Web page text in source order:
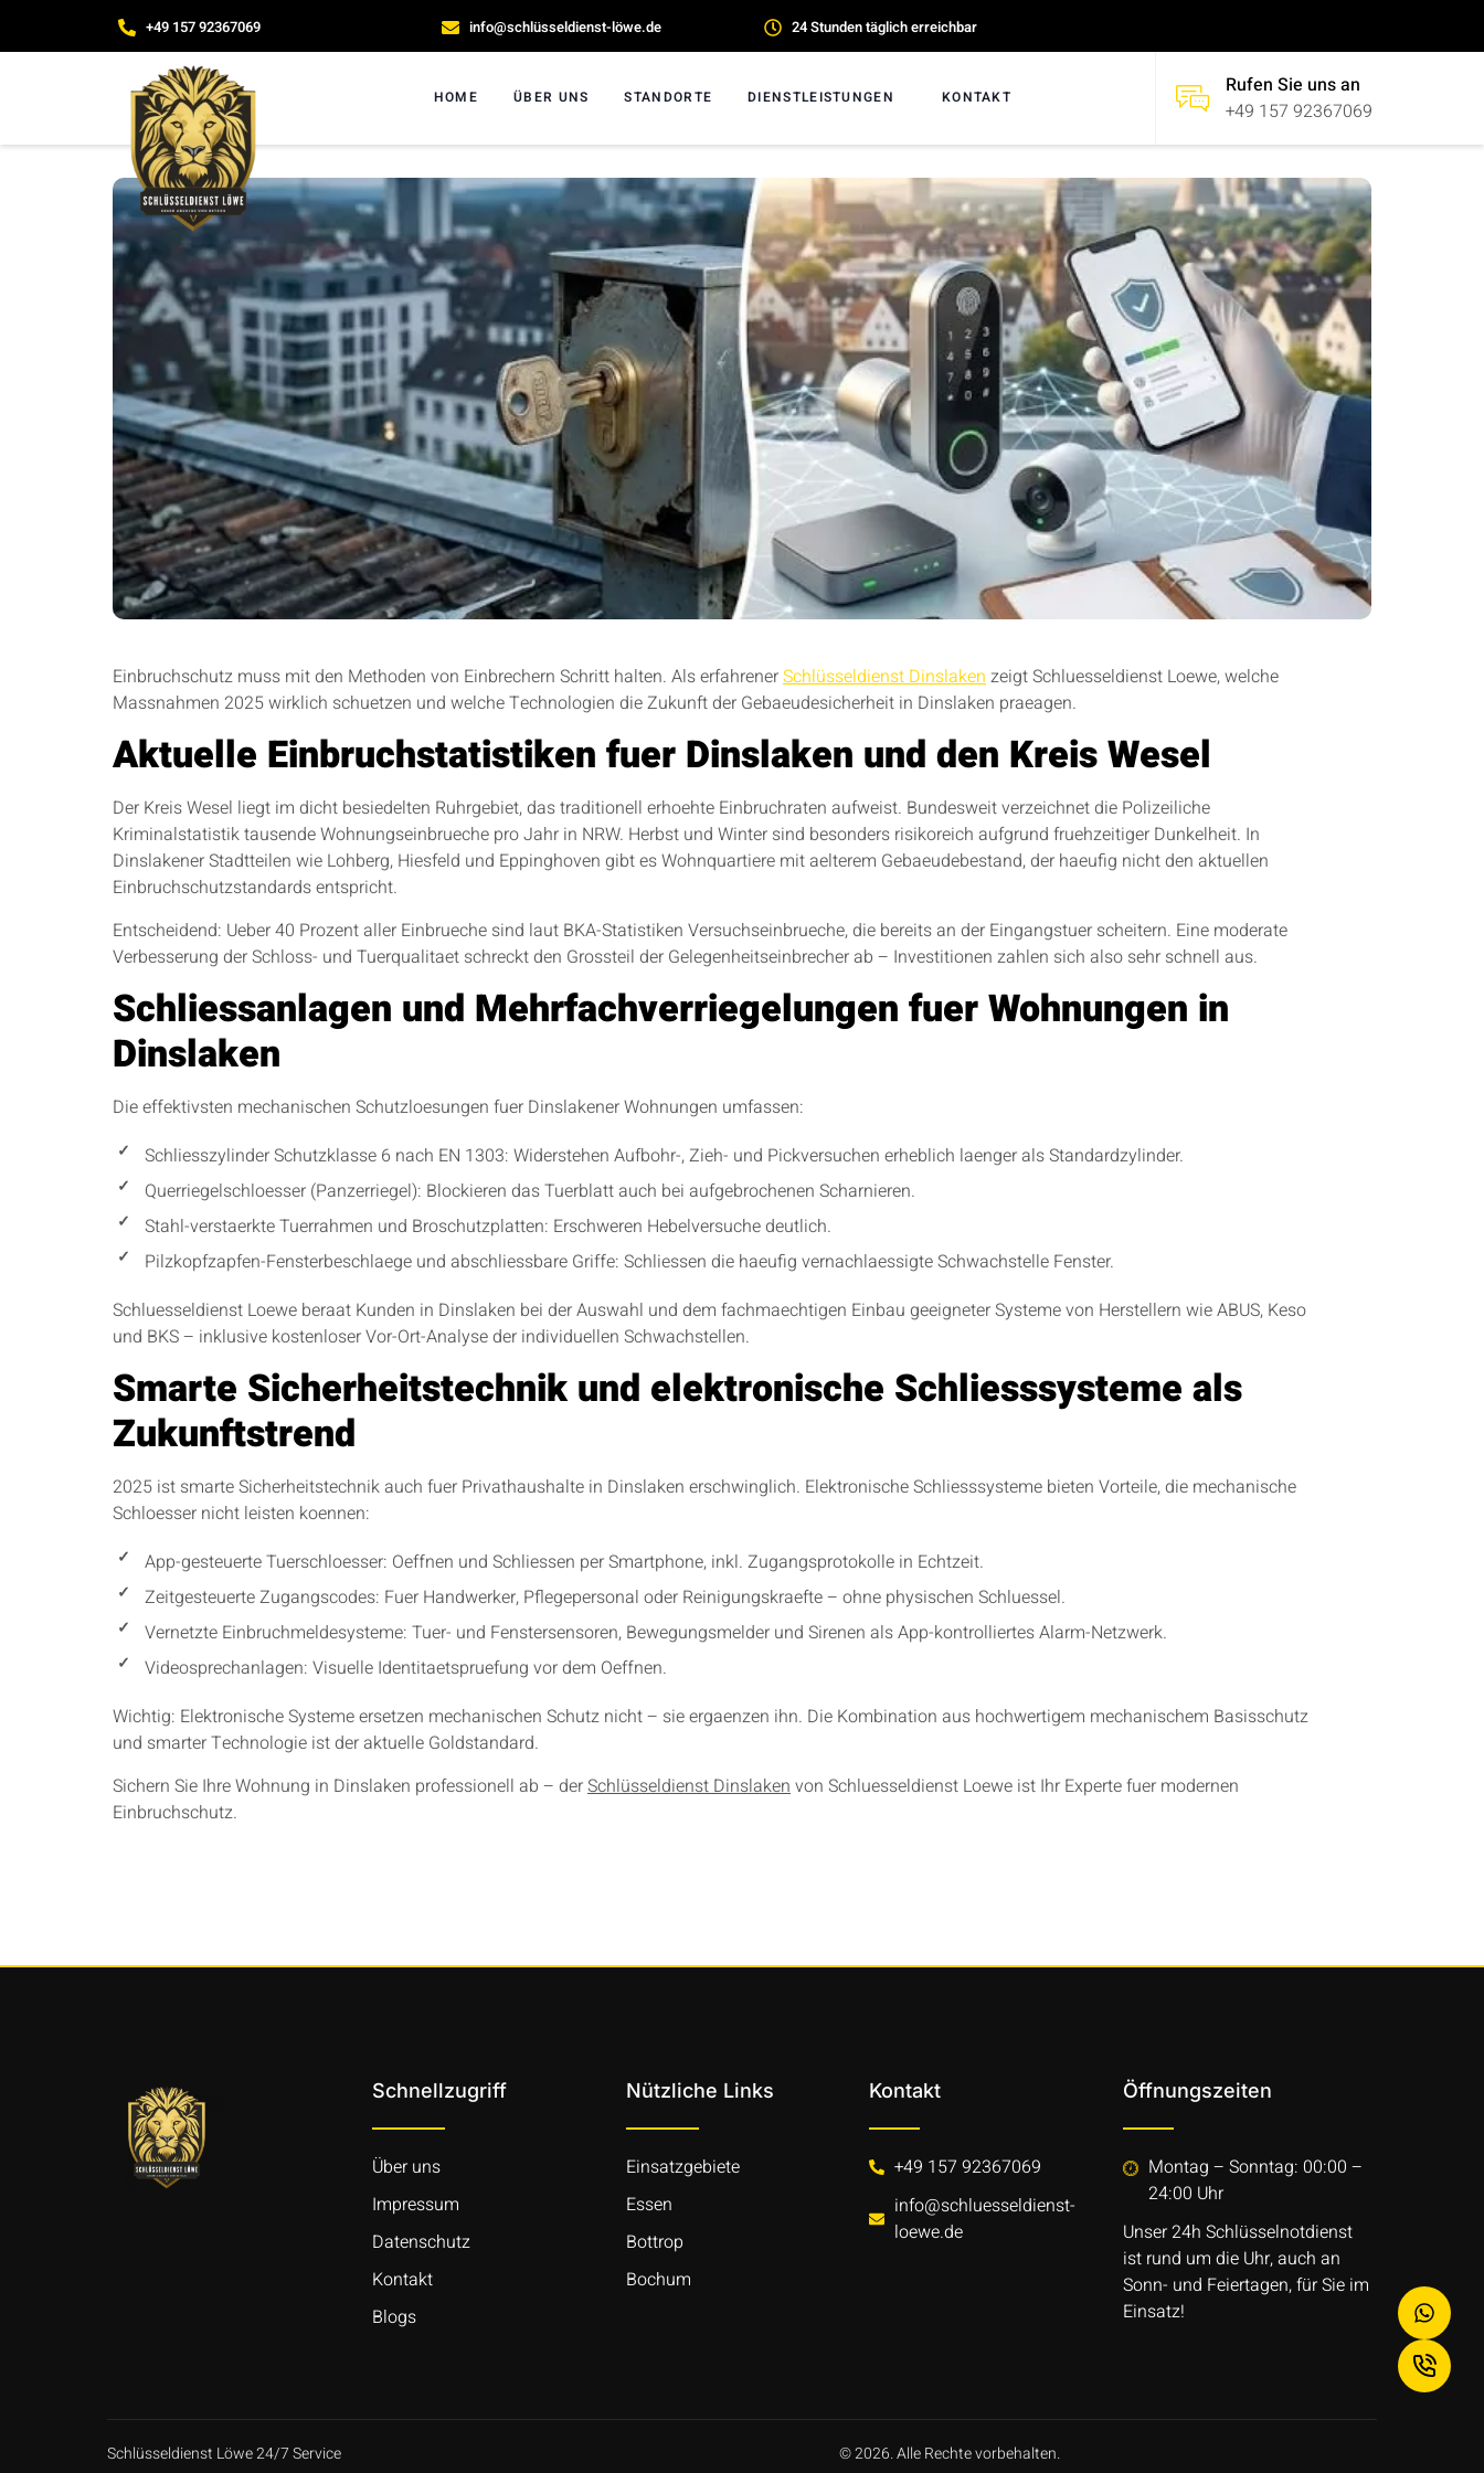
+49 157 92367069 info@schlüsseldienst-löwe.de 24 Stunden täglich erreichbar
HOME ÜBER UNS STANDORTE DIENSTLEISTUNGEN KONTAKT
Rufen Sie uns an
+49 157 92367069
Einbruchschutz muss mit den Methoden von Einbrechern Schritt halten. Als erfahrenerSchlüsseldienst Dinslaken zeigt Schluesseldienst Loewe, welche
Massnahmen 2025 wirklich schuetzen und welche Technologien die Zukunft der Gebaeudesicherheit in Dinslaken praeagen.
Aktuelle Einbruchstatistiken fuer Dinslaken und den Kreis Wesel
Der Kreis Wesel liegt im dicht besiedelten Ruhrgebiet, das traditionell erhoehte Einbruchraten aufweist. Bundesweit verzeichnet die Polizeiliche
Kriminalstatistik tausende Wohnungseinbrueche pro Jahr in NRW. Herbst und Winter sind besonders risikoreich aufgrund fruehzeitiger Dunkelheit. In
Dinslakener Stadtteilen wie Lohberg, Hiesfeld und Eppinghoven gibt es Wohnquartiere mit aelterem Gebaeudebestand, der haeufig nicht den aktuellen
Einbruchschutzstandards entspricht.
Entscheidend: Ueber 40 Prozent aller Einbrueche sind laut BKA-Statistiken Versuchseinbrueche, die bereits an der Eingangstuer scheitern. Eine moderate
Verbesserung der Schloss- und Tuerqualitaet schreckt den Grossteil der Gelegenheitseinbrecher ab – Investitionen zahlen sich also sehr schnell aus.
Schliessanlagen und Mehrfachverriegelungen fuer Wohnungen in
Dinslaken
Die effektivsten mechanischen Schutzloesungen fuer Dinslakener Wohnungen umfassen:
Schliesszylinder Schutzklasse 6 nach EN 1303: Widerstehen Aufbohr-, Zieh- und Pickversuchen erheblich laenger als Standardzylinder.
Querriegelschloesser (Panzerriegel): Blockieren das Tuerblatt auch bei aufgebrochenen Scharnieren.
Stahl-verstaerkte Tuerrahmen und Broschutzplatten: Erschweren Hebelversuche deutlich.
Pilzkopfzapfen-Fensterbeschlaege und abschliessbare Griffe: Schliessen die haeufig vernachlaessigte Schwachstelle Fenster.
Schluesseldienst Loewe beraat Kunden in Dinslaken bei der Auswahl und dem fachmaechtigen Einbau geeigneter Systeme von Herstellern wie ABUS, Keso
und BKS – inklusive kostenloser Vor-Ort-Analyse der individuellen Schwachstellen.
Smarte Sicherheitstechnik und elektronische Schliesssysteme als
Zukunftstrend
2025 ist smarte Sicherheitstechnik auch fuer Privathaushalte in Dinslaken erschwinglich. Elektronische Schliesssysteme bieten Vorteile, die mechanische
Schloesser nicht leisten koennen:
App-gesteuerte Tuerschloesser: Oeffnen und Schliessen per Smartphone, inkl. Zugangsprotokolle in Echtzeit.
Zeitgesteuerte Zugangscodes: Fuer Handwerker, Pflegepersonal oder Reinigungskraefte – ohne physischen Schluessel.
Vernetzte Einbruchmeldesysteme: Tuer- und Fenstersensoren, Bewegungsmelder und Sirenen als App-kontrolliertes Alarm-Netzwerk.
Videosprechanlagen: Visuelle Identitaetspruefung vor dem Oeffnen.
Wichtig: Elektronische Systeme ersetzen mechanischen Schutz nicht – sie ergaenzen ihn. Die Kombination aus hochwertigem mechanischem Basisschutz
und smarter Technologie ist der aktuelle Goldstandard.
Sichern Sie Ihre Wohnung in Dinslaken professionell ab – derSchlüsseldienst Dinslaken von Schluesseldienst Loewe ist Ihr Experte fuer modernen
Einbruchschutz.
Schnellzugriff
Über uns
Impressum
Datenschutz
Kontakt
Blogs
Nützliche Links
Einsatzgebiete
Essen
Bottrop
Bochum
Kontakt
+49 157 92367069
info@schluesseldienst-
loewe.de
Öffnungszeiten
Montag – Sonntag: 00:00 –
24:00 Uhr
Unser 24h Schlüsselnotdienst
ist rund um die Uhr, auch an
Sonn- und Feiertagen, für Sie im
Einsatz!
Schlüsseldienst Löwe 24/7 Service © 2026. Alle Rechte vorbehalten.